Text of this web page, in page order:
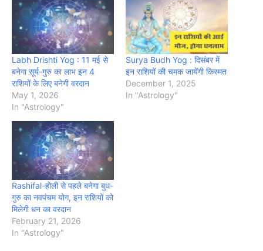
Labh Drishti Yog : 11 मई से
बनेगा सूर्य-गुरु का लाभ इन 4
राशियों के लिए बनेगी वरदान
May 1, 2026
In "Astrology"
Surya Budh Yog : दिसंबर में
इन राशियों की चमक जायेंगी किस्मत
December 1, 2025
In "Astrology"
Rashifal-होली से पहले बनेगा बुध-
गुरु का नवपंचम योग, इन राशियों को
मिलेगी धन का वरदान
February 21, 2026
In "Astrology"